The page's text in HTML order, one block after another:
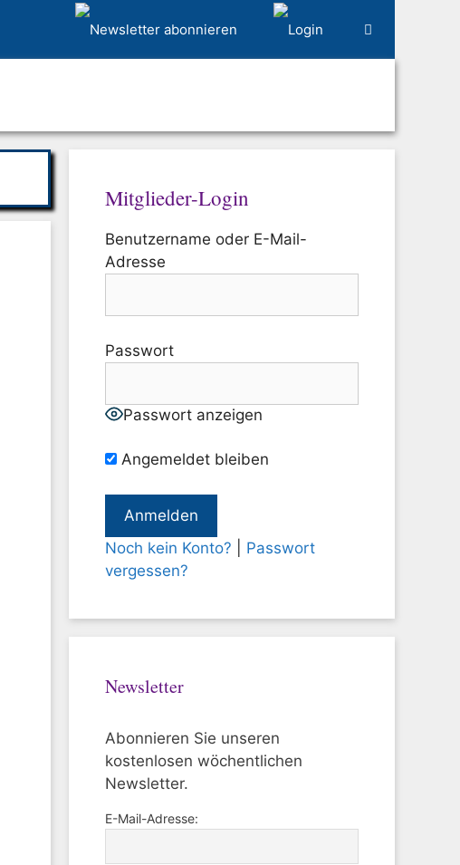
Mitglieder-Login
Benutzername oder E-Mail-
Adresse
Passwort
Passwort anzeigen
Angemeldet bleiben
Noch kein Konto?
Passwort
vergessen?
Newsletter
Abonnieren Sie unseren
kostenlosen wöchentlichen
Newsletter.
E-Mail-Adresse: